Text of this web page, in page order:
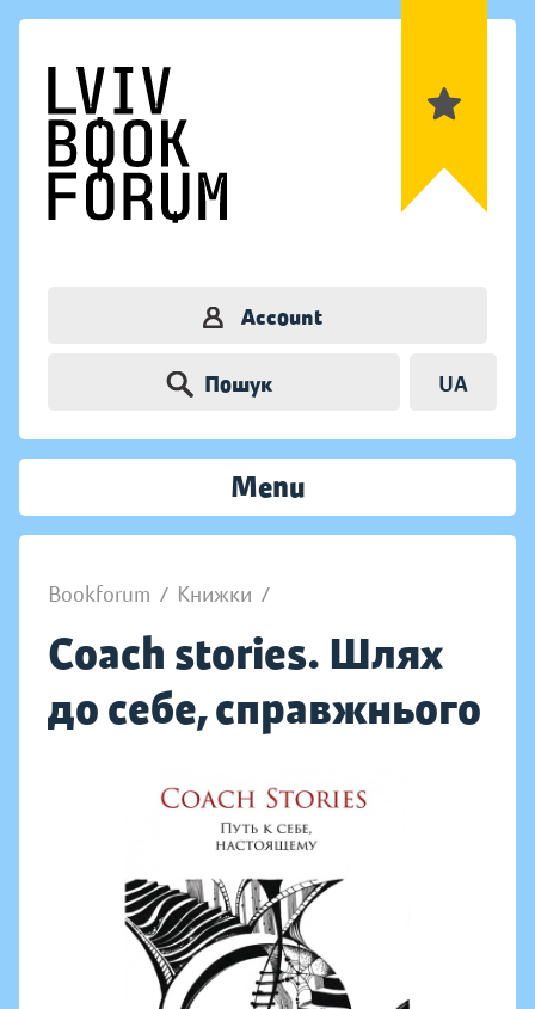
Account
Пошук UA
Menu
Bookforum / Книжки /
Coach stories. Шлях
до себе, справжнього